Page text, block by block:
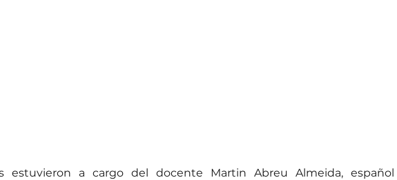
estuvieron a cargo del docente Martin Abreu Almeida, español